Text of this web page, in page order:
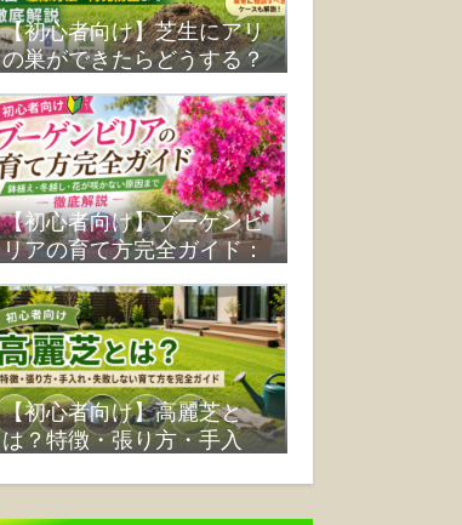
【初心者向け】芝生にアリ
の巣ができたらどうする？
まで徹底解説
【初心者向け】ブーゲンビ
リアの育て方完全ガイド：
ない原因まで徹底解説
【初心者向け】高麗芝と
は？特徴・張り方・手入